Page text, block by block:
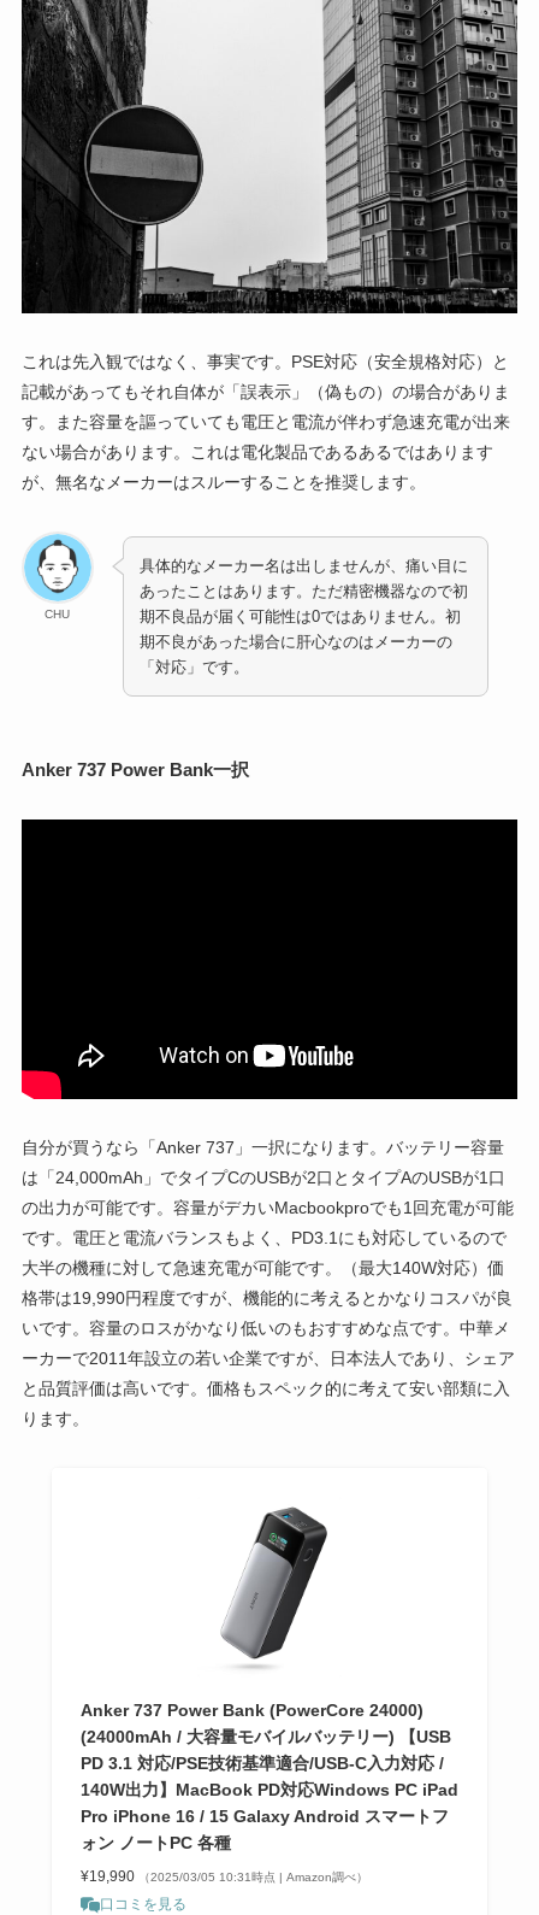
これは先入観ではなく、事実です。PSE対応（安全規格対応）と
記載があってもそれ自体が「誤表示」（偽もの）の場合がありま
す。また容量を謳っていても電圧と電流が伴わず急速充電が出来
ない場合があります。これは電化製品であるあるではあります
が、無名なメーカーはスルーすることを推奨します。
CHU
具体的なメーカー名は出しませんが、痛い目に
あったことはあります。ただ精密機器なので初
期不良品が届く可能性は0ではありません。初
期不良があった場合に肝心なのはメーカーの
「対応」です。
Anker 737 Power Bank一択
自分が買うなら「Anker 737」一択になります。バッテリー容量
は「24,000mAh」でタイプCのUSBが2口とタイプAのUSBが1口
の出力が可能です。容量がデカいMacbookproでも1回充電が可能
です。電圧と電流バランスもよく、PD3.1にも対応しているので
大半の機種に対して急速充電が可能です。（最大140W対応）価
格帯は19,990円程度ですが、機能的に考えるとかなりコスパが良
いです。容量のロスがかなり低いのもおすすめな点です。中華メ
ーカーで2011年設立の若い企業ですが、日本法人であり、シェア
と品質評価は高いです。価格もスペック的に考えて安い部類に入
ります。
Anker 737 Power Bank (PowerCore 24000)
(24000mAh / 大容量モバイルバッテリー) 【USB
PD 3.1 対応/PSE技術基準適合/USB-C入力対応 /
140W出力】MacBook PD対応Windows PC iPad
Pro iPhone 16 / 15 Galaxy Android スマートフ
ォン ノートPC 各種
¥19,990 （2025/03/05 10:31時点 | Amazon調べ）
口コミを見る